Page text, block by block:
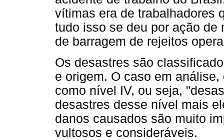
vítimas era de trabalhadores
tudo isso se deu por ação de
de barragem de rejeitos
Os desastres são
e origem. O caso em
como nível IV, ou seja,
desastres desse nível mais
danos causados são muito
vultosos e consideráveis.